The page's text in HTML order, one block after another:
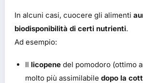
In alcuni casi, cuocere gli alimenti
biodisponibilità di certi nutrienti.
Ad esempio:
Il licopene del pomodoro (ottimo
molto più assimilabile dopo la